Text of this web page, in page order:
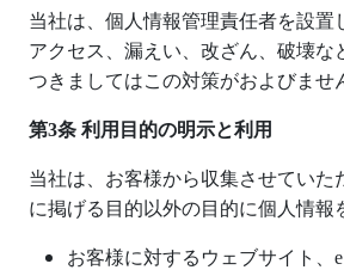
当社は、個人情報管理責任者を設
アクセス、漏えい、改ざん、破壊
つきましてはこの対策がおよびませ
第3条 利用目的の明示と利用
当社は、お客様から収集させてい
に掲げる目的以外の目的に個人情報
お客様に対するウェブサイト、 e